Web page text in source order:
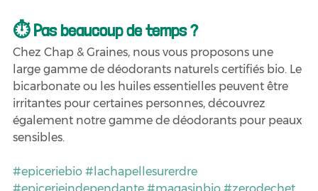
⏱ Pas beaucoup de temps ?
Chez Chap & Graines, nous vous proposons une
large gamme de déodorants naturels certifiés bio. Le
bicarbonate ou les huiles essentielles peuvent être
irritantes pour certaines personnes, découvrez
également notre gamme de déodorants pour peaux
sensibles.
#epiceriebio #lachapellesurerdre